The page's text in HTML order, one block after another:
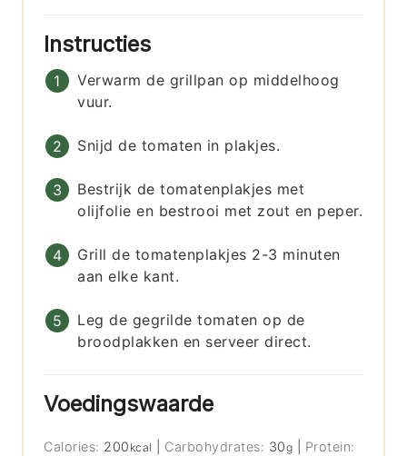
Instructies
Verwarm de grillpan op middelhoog
vuur.
Snijd de tomaten in plakjes.
Bestrijk de tomatenplakjes met
olijfolie en bestrooi met zout en peper.
Grill de tomatenplakjes 2-3 minuten
aan elke kant.
Leg de gegrilde tomaten op de
broodplakken en serveer direct.
Voedingswaarde
Calories: 200 kcal Carbohydrates: 30g
Protein: